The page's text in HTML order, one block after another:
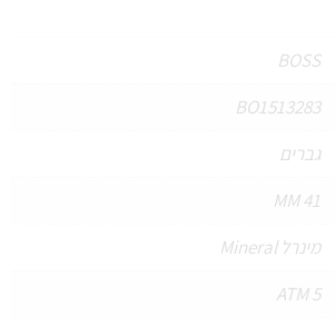
BOSS
BO1513283
גברים
41 MM
מינרל Mineral
5 ATM